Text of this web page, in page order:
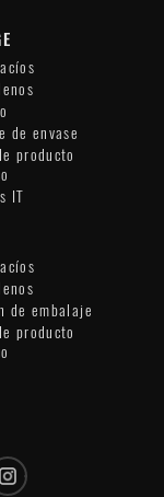
de envase
producto
IT
de embalaje
producto